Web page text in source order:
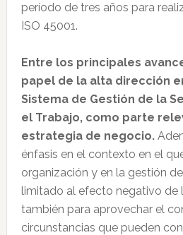
período de tres años para
ISO 45001.
Entre los principales
papel de la alta dirección
Sistema de Gestión de la
el Trabajo, como parte
estrategia de negocio.
énfasis en el contexto en el
organización y en la gestión
limitado al efecto negativo de
también para aprovechar el
circunstancias que pueden